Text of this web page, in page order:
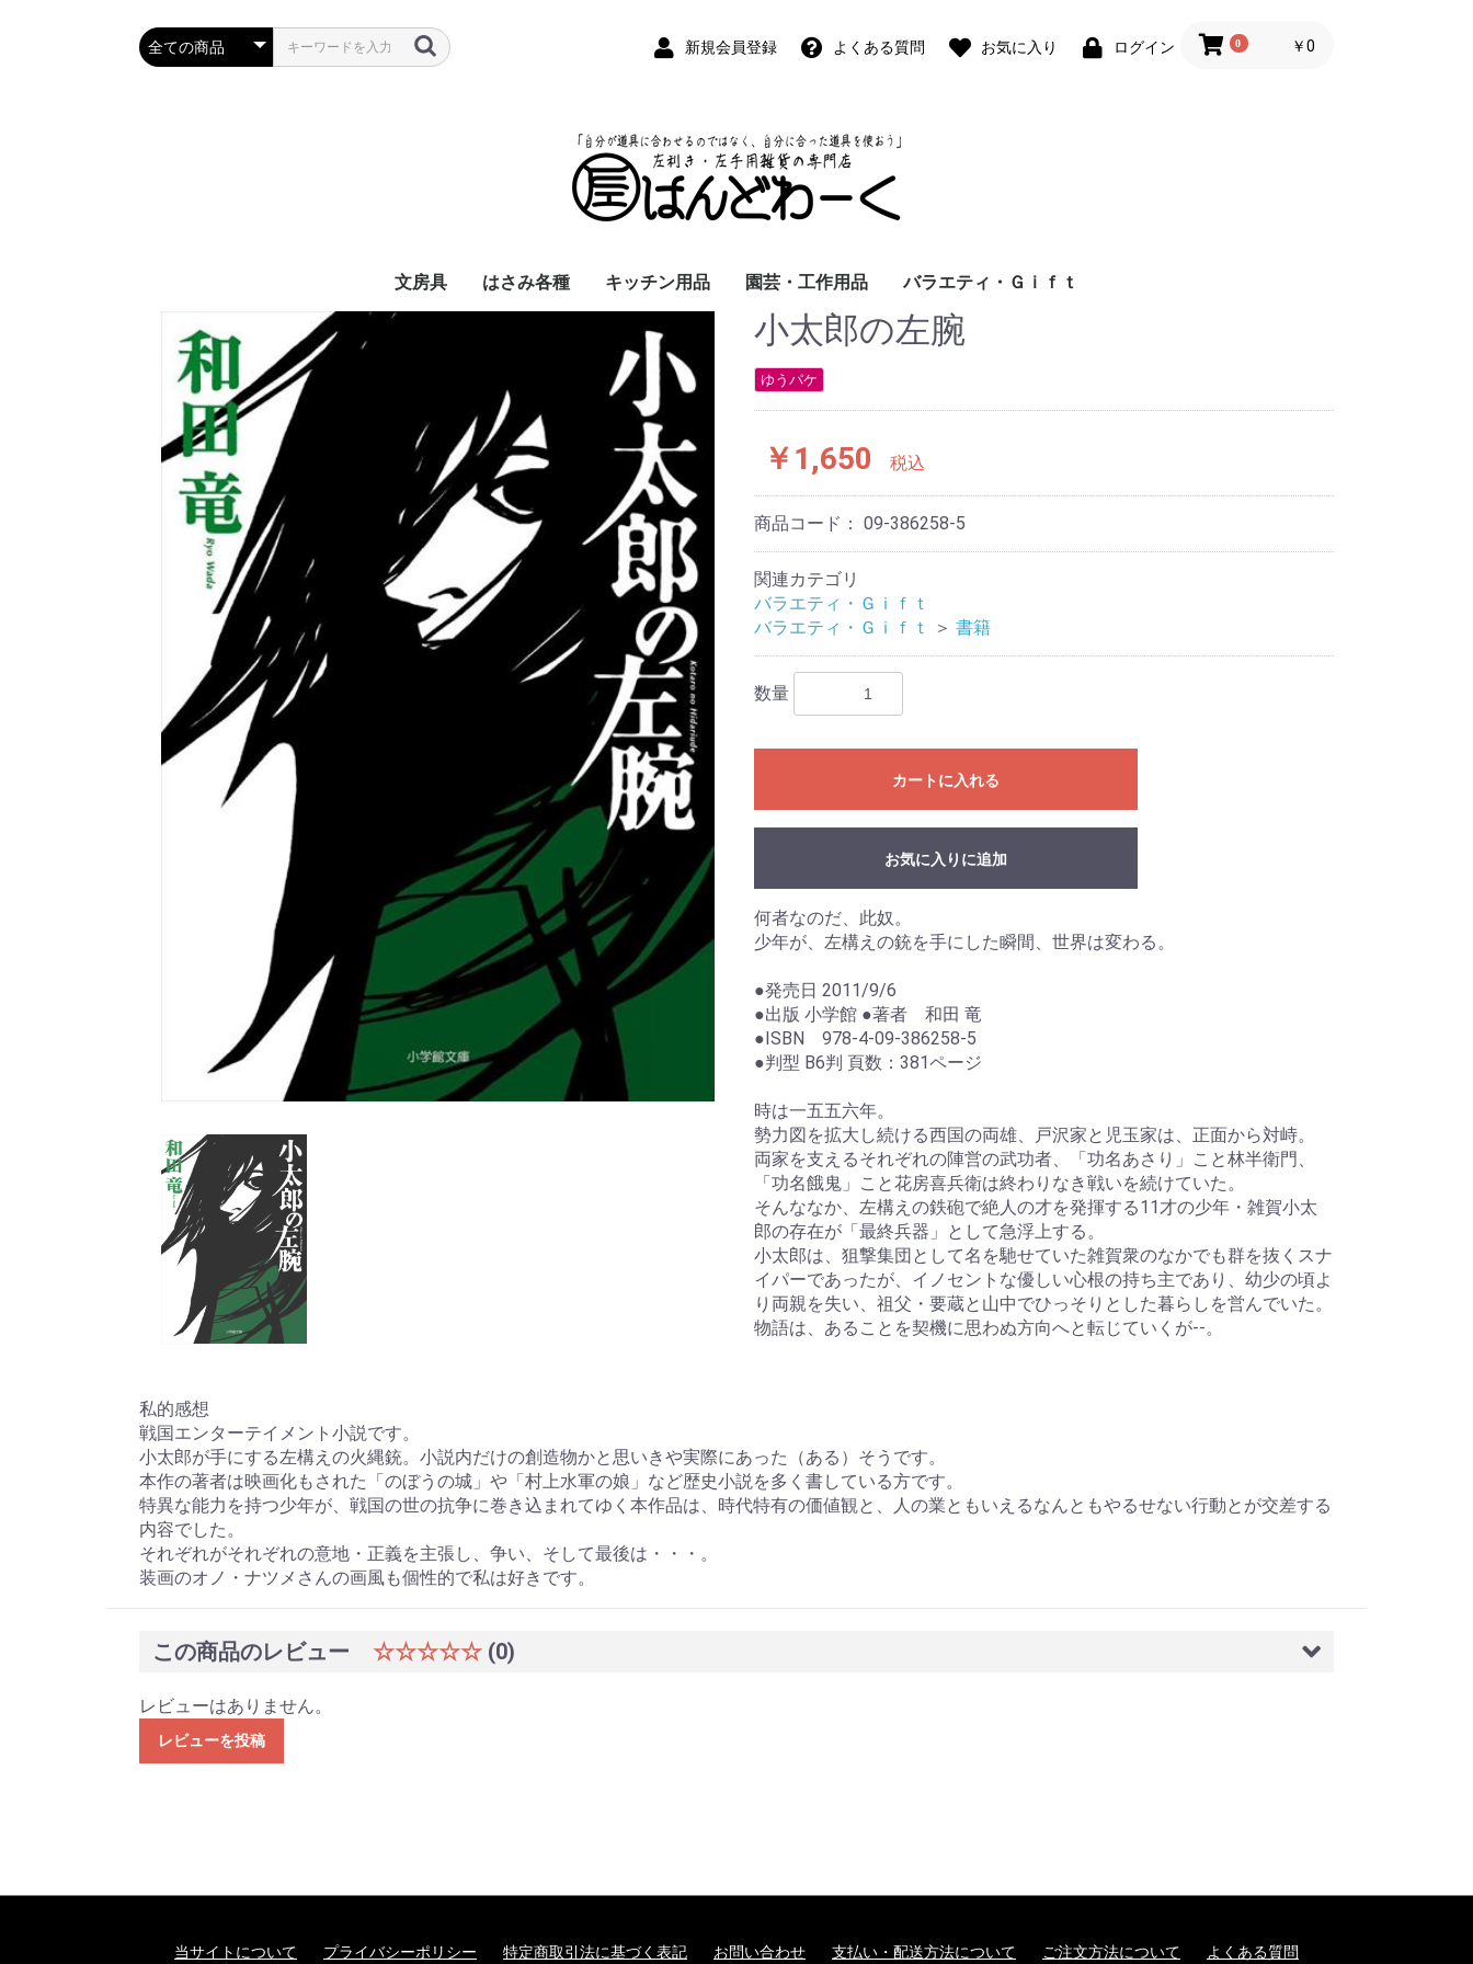
新規会員登録 よくある質問 お気に入り ログイン 0 ￥0
文房具 はさみ各種 キッチン用品
洋・和包丁
横手・後手急須
レードル
調理用具
テーブル小物
園芸・工作用品
草取鎌
園芸はさみ
メジャー・曲尺
カッター
工作用具・その他
バラエティ・Ｇｉｆｔ
Wallet(財布)
時計
デジタル小物
バラエティグッズ
ファッション小物
京扇子
書籍
小太郎の左腕
ゆうパケ
￥1,650 税込
商品コード： 09-386258-5
関連カテゴリ
バラエティ・Ｇｉｆｔ
バラエティ・Ｇｉｆｔ
＞ 書籍
数量
カートに入れる
お気に入りに追加
何者なのだ、此奴。
少年が、左構えの銃を手にした瞬間、世界は変わる。
●発売日 2011/9/6
●出版 小学館 ●著者 和田 竜
●ISBN 978-4-09-386258-5
●判型 B6判 頁数：381ページ
時は一五五六年。
勢力図を拡大し続ける西国の両雄、戸沢家と児玉家は、正面から対峙。
両家を支えるそれぞれの陣営の武功者、「功名あさり」こと林半衛門、
「功名餓鬼」こと花房喜兵衛は終わりなき戦いを続けていた。
そんななか、左構えの鉄砲で絶人の才を発揮する11才の少年・雑賀小太
郎の存在が「最終兵器」として急浮上する。
小太郎は、狙撃集団として名を馳せていた雑賀衆のなかでも群を抜くスナ
イパーであったが、イノセントな優しい心根の持ち主であり、幼少の頃よ
り両親を失い、祖父・要蔵と山中でひっそりとした暮らしを営んでいた。
物語は、あることを契機に思わぬ方向へと転じていくが--。
私的感想
戦国エンターテイメント小説です。
小太郎が手にする左構えの火縄銃。小説内だけの創造物かと思いきや実際にあった（ある）そうです。
本作の著者は映画化もされた「のぼうの城」や「村上水軍の娘」など歴史小説を多く書している方です。
特異な能力を持つ少年が、戦国の世の抗争に巻き込まれてゆく本作品は、時代特有の価値観と、人の業ともいえるなんともやるせない行動とが交差する
内容でした。
それぞれがそれぞれの意地・正義を主張し、争い、そして最後は・・・。
装画のオノ・ナツメさんの画風も個性的で私は好きです。
この商品のレビュー ☆☆☆☆☆ (0)
レビューはありません。
レビューを投稿
当サイトについて プライバシーポリシー 特定商取引法に基づく表記 お問い合わせ 支払い・配送方法について ご注文方法について よくある質問